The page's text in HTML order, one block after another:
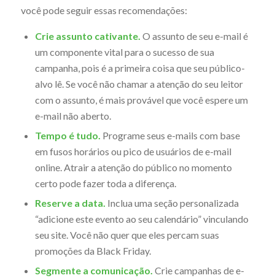
você pode seguir essas recomendações:
Crie assunto cativante. O assunto de seu e-mail é
um componente vital para o sucesso de sua
campanha, pois é a primeira coisa que seu público-
alvo lê. Se você não chamar a atenção do seu leitor
com o assunto, é mais provável que você espere um
e-mail não aberto.
Tempo é tudo. Programe seus e-mails com base
em fusos horários ou pico de usuários de e-mail
online. Atrair a atenção do público no momento
certo pode fazer toda a diferença.
Reserve a data. Inclua uma seção personalizada
“adicione este evento ao seu calendário” vinculando
seu site. Você não quer que eles percam suas
promoções da Black Friday.
Segmente a comunicação. Crie campanhas de e-